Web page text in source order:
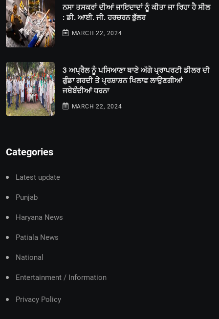
ਨਸਾ ਤਸਕਰਾਂ ਦੀਆਂ ਜਾਇਦਾਦਾਂ ਨੂੰ ਕੀਤਾ ਜਾ ਰਿਹਾ ਹੈ ਸੀਲ
: ਡੀ. ਆਈ. ਜੀ. ਹਰਚਰਨ ਭੁੱਲਰ
MARCH 22, 2024
3 ਅਪ੍ਰੈਲ ਨੂੰ ਪਸਿਆਣਾ ਥਾਣੇ ਅੱਗੇ ਪ੍ਰਾਪਰਟੀ ਡੀਲਰ ਦੀ
ਗੁੰਡਾ ਗਰਦੀ ਤੇ ਪ੍ਰਸ਼ਾਸ਼ਨ ਖਿਲਾਫ ਲਾਉਣਗੀਆਂ
ਜਥੇਬੰਦੀਆਂ ਧਰਨਾ
MARCH 22, 2024
Categories
Latest update
Punjab
Haryana News
Patiala News
National
Entertainment / Information
Privacy Policy